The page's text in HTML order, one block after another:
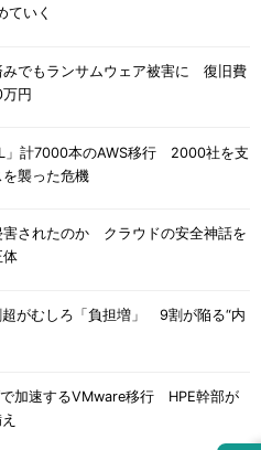
ていく
みでもランサムウェア被害に 復旧費
円
」計7000本のAWS移行 2000社を支
襲った危機
害されたのか クラウドの安全神話を
体
超がむしろ「負担増」 9割が陥る“内
加速するVMware移行 HPE幹部が